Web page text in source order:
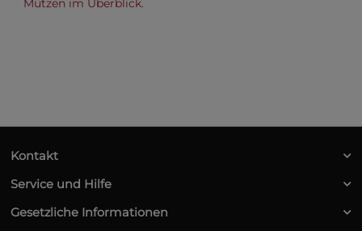
Mützen im Überblick.
Kontakt
Service und Hilfe
Gesetzliche Informationen